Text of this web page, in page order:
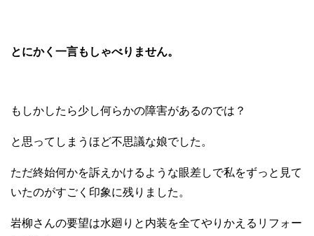
とにかく一言もしゃべりません。
もしかしたら少し何らかの障害があるのでは？
と思ってしまうほど不思議な娘でした。
ただ終始何かを訴えかけるような眼差しで私をずっと見て
いたのがすごく印象に残りました。
岩柳さんの要望は水廻りと内装を全てやりかえるリフォー